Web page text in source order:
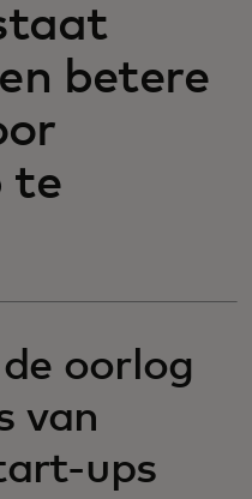
betere
te
oorlog
van
ups